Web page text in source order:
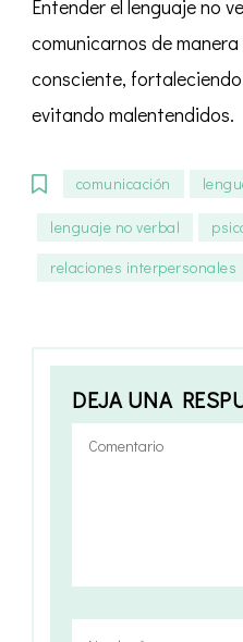
Entender el lenguaje no
comunicarnos de
consciente,
evitando malentendidos.
comunicación
lenguaje no verbal
relaciones interpersonales
DEJA UNA